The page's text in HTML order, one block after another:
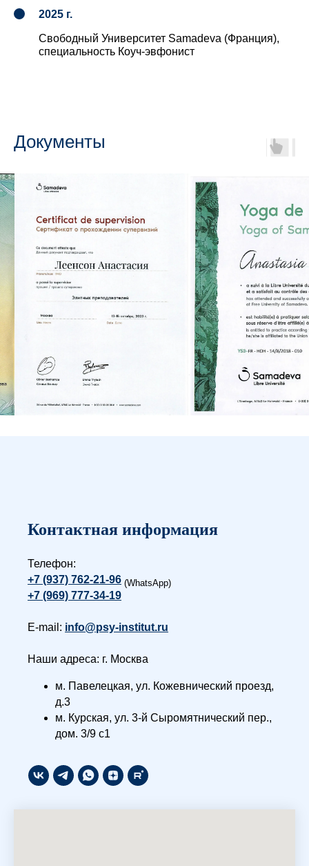
2025 г.
Свободный Университет Samadeva (Франция),
специальность Коуч-эвфонист
Документы
Контактная информация
Телефон:
+7 (937) 762-21-96 (WhatsApp)
+7 (969) 777-34-19
E-mail: info@psy-institut.ru
Наши адреса: г. Москва
м. Павелецкая, ул. Кожевнический проезд,
д.3
м. Курская, ул. 3-й Сыромятнический пер.,
дом. 3/9 с1